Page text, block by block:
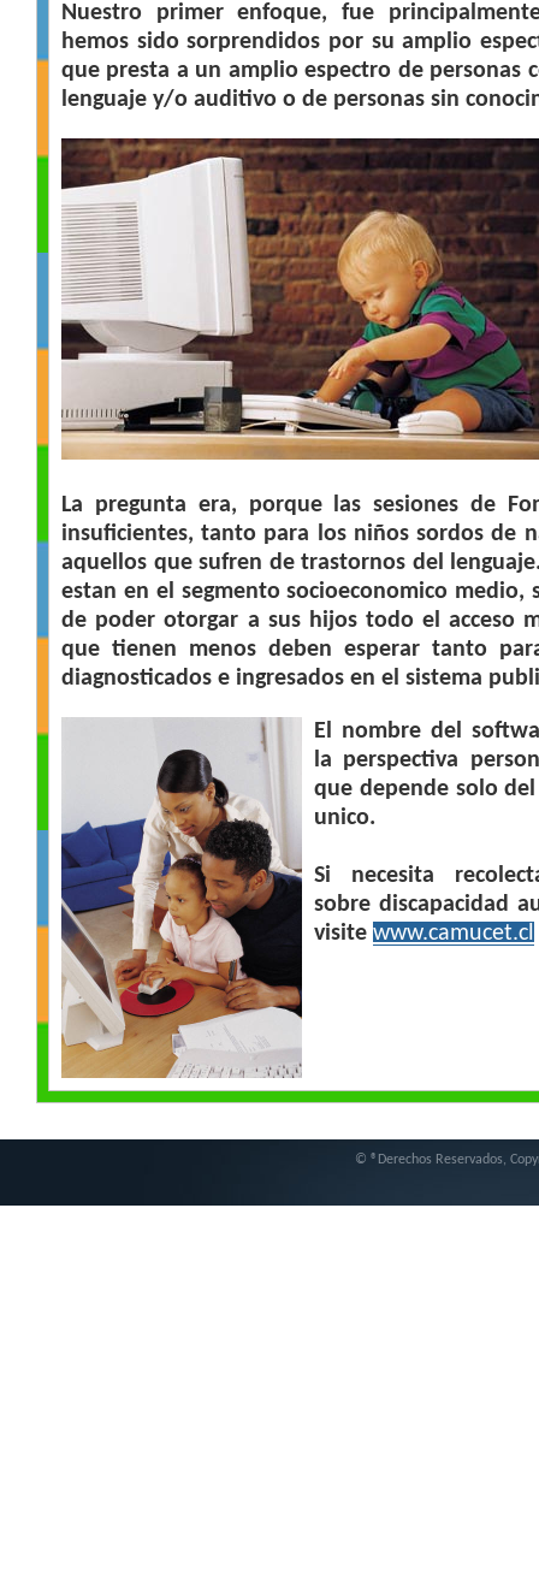
Nuestro primer enfoque, fue
hemos sido sorprendidos por su amplio
que presta a un amplio espectro de personas
lenguaje y/o auditivo o de personas sin
La pregunta era, porque las sesiones de
insuficientes, tanto para los niños sordos de
aquellos que sufren de trastornos del
estan en el segmento socioeconomico medio,
de poder otorgar a sus hijos todo el acceso
que tienen menos deben esperar tanto
diagnosticados e ingresados en el sistema
El nombre del
la perspectiva
que depende solo
unico.
Si necesita
sobre discapacidad
visite www.camucet.cl
© ®Derechos Reservados,